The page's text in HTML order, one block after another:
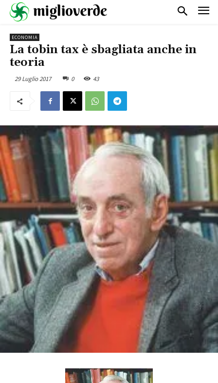
ECONOMIA
La tobin tax è sbagliata anche in
teoria
29 Luglio 2017 0 43